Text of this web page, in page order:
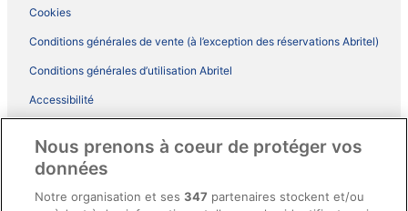
Cookies
Conditions générales de vente (à l’exception des réservations Abritel)
Conditions générales d’utilisation Abritel
Accessibilité
Conditions générales du programme BONUS+ d’ebookers
Nous prenons à coeur de protéger vos
données
Notre organisation et ses347 partenaires stockent et/ou